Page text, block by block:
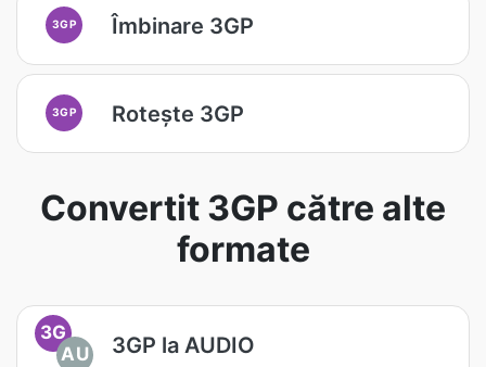
3GP Îmbinare 3GP
3GP Rotește 3GP
Convertit 3GP către alte
formate
3G
AU
3GP la AUDIO